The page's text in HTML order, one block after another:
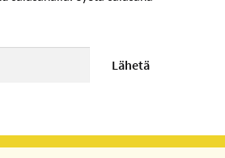
JA LAITTEET